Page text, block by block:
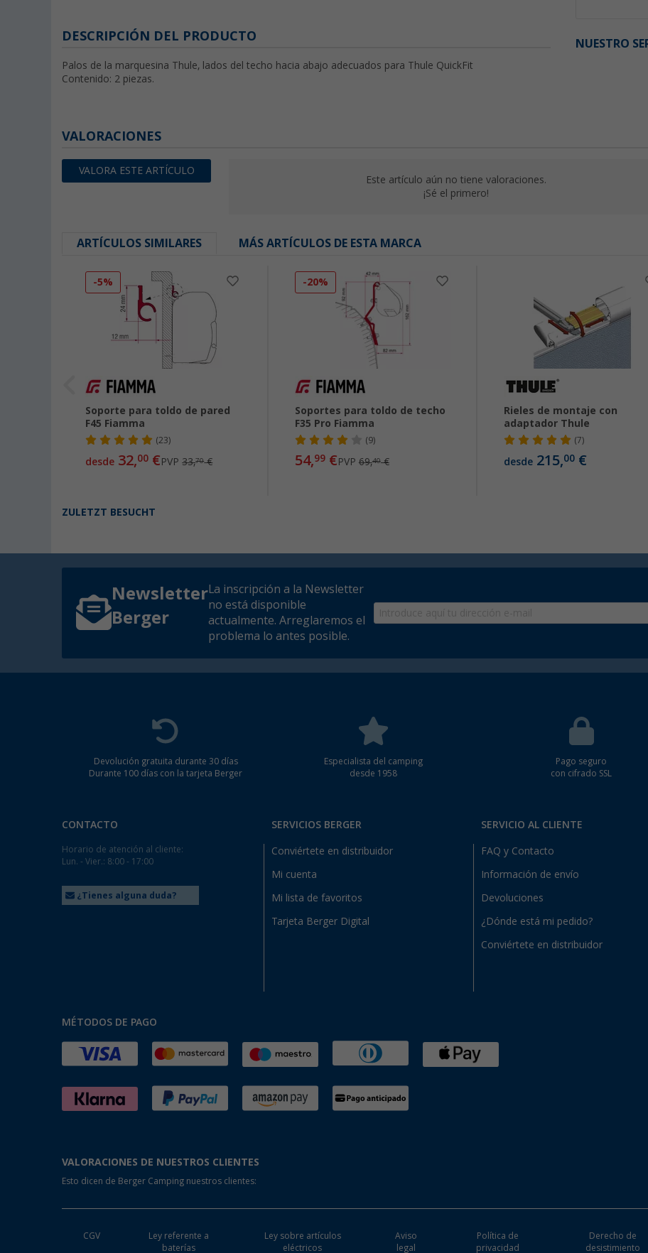
NUESTRO
DESCRIPCIÓN DEL PRODUCTO
Palos de la marquesina Thule, lados del techo hacia abajo adecuados para Thule QuickFit
Contenido: 2 piezas.
VALORACIONES
VALORA ESTE ARTÍCULO
Este artículo aún no tiene valoraciones.
¡Sé el primero!
ARTÍCULOS SIMILARES MÁS ARTÍCULOS DE ESTA MARCA
-5%
Soporte para toldo de pared
F45 Fiamma
(23)
desde 32,00 €PVP33,70€
-20%
Soportes para toldo de techo
F35 Pro Fiamma
(9)
54,99€PVP 69,40€
Rieles de montaje con
adaptador Thule
(7)
desde 215,00 €
ZULETZT BESUCHT
Newsletter
Berger
La inscripción a la Newsletter
no está disponible
actualmente. Arreglaremos el
problema lo antes posible.
Devolución gratuita durante 30 días
Durante 100 días con la tarjeta Berger
Especialista del camping
desde 1958
Pago seguro
con cifrado SSL
CONTACTO
Horario de atención al cliente:
Lun. - Vier.: 8:00 - 17:00
¿Tienes alguna duda?
SERVICIOS BERGER
Conviértete en distribuidor
Mi cuenta
Mi lista de favoritos
Tarjeta Berger Digital
SERVICIO AL CLIENTE
FAQ y Contacto
Información de envío
Devoluciones
¿Dónde está mi pedido?
Conviértete en distribuidor
MÉTODOS DE PAGO
VALORACIONES DE NUESTROS CLIENTES
Esto dicen de Berger Camping nuestros clientes:
CGV
Ley referente a
baterías
Ley sobre artículos
eléctricos
Aviso
legal
Política de
privacidad
Derecho de
desistimiento